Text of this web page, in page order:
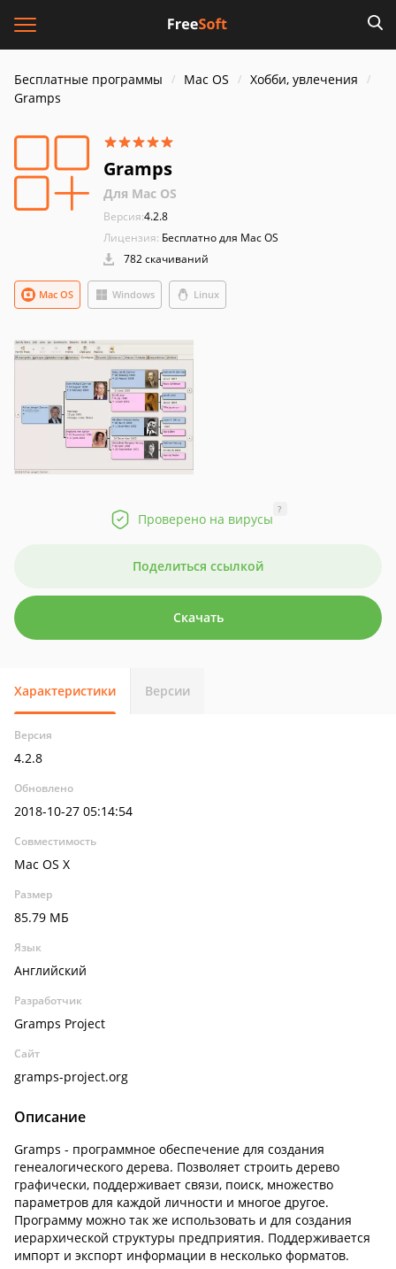
Бесплатные программы Mac OS
Хобби, увлечения
Gramps
Gramps
Для Mac OS
Версия:4.2.8
Лицензия: Бесплатно для Mac OS
782 скачиваний
Windows Linux
Mac OS
Проверено на вирусы
?
Поделиться ссылкой
Скачать
Характеристики Версии
Версия
4.2.8
Обновлено
2018-10-27 05:14:54
Совместимость
Mac OS X
Размер
85.79 МБ
Язык
Английский
Разработчик
Gramps Project
Сайт
gramps-project.org
Описание
Gramps - программное обеспечение для создания
генеалогического дерева. Позволяет строить дерево
графически, поддерживает связи, поиск, множество
параметров для каждой личности и многое другое.
Программу можно так же использовать и для создания
иерархической структуры предприятия. Поддерживается
импорт и экспорт информации в несколько форматов.